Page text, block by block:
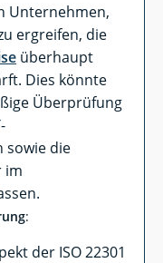
Unternehmen,
ergreifen, die
überhaupt
Dies könnte
Überprüfung
sowie die
im
:
der ISO 22301